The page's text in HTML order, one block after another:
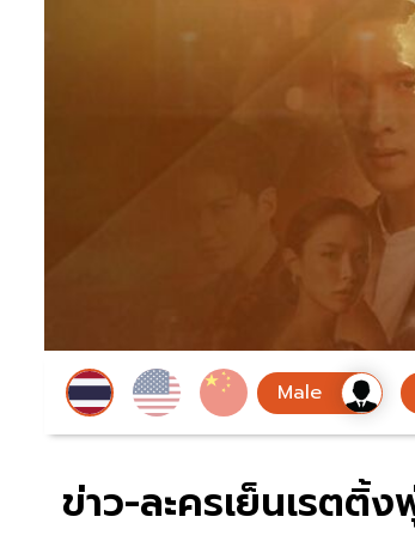
ข่าว-ละครเย็นเรต